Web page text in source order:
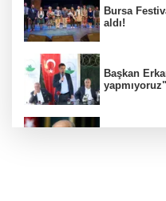
Bursa
aldı!
Başkan
yapmıyoruz"